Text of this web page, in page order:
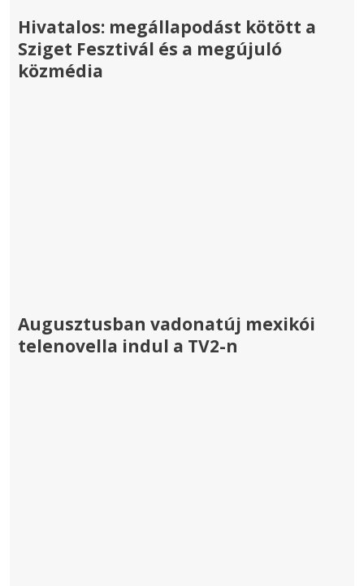
Hivatalos: megállapodást kötött a
Sziget Fesztivál és a megújuló
közmédia
Augusztusban vadonatúj mexikói
telenovella indul a TV2-n